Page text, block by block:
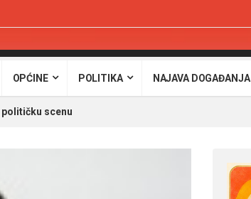
OPĆINE POLITIKA NAJAVA DOGAĐANJA
političku scenu